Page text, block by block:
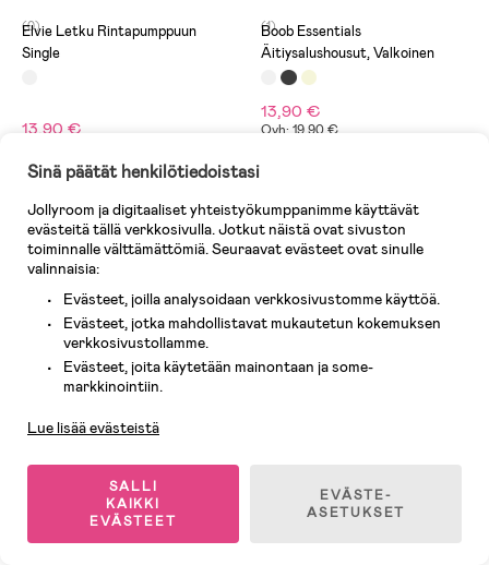
(0)
Elvie Letku Rintapumppuun
Single
13,90 €
(1)
Boob Essentials
Äitiysalushousut, Valkoinen
13,90 €
Ovh: 19,90 €
Boob Essentials
Varastossa
Sinä päätät henkilötiedoistasi
Jollyroom ja digitaaliset yhteistyökumppanimme käyttävät
evästeitä tällä verkkosivulla. Jotkut näistä ovat sivuston
toiminnalle välttämättömiä. Seuraavat evästeet ovat sinulle
valinnaisia:
Evästeet, joilla analysoidaan verkkosivustomme käyttöä.
Evästeet, jotka mahdollistavat mukautetun kokemuksen
verkkosivustollamme.
Evästeet, joita käytetään mainontaan ja some-
markkinointiin.
Lue lisää evästeistä
SALLI
KAIKKI
EVÄSTEET
EVÄSTE-
ASETUKSET